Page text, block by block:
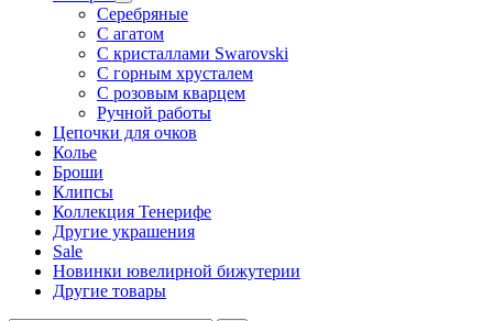
Серебряные
С агатом
С кристаллами Swarovski
С горным хрусталем
С розовым кварцем
Ручной работы
Цепочки для очков
Колье
Броши
Клипсы
Коллекция Тенерифе
Другие украшения
Sale
Новинки ювелирной бижутерии
Другие товары